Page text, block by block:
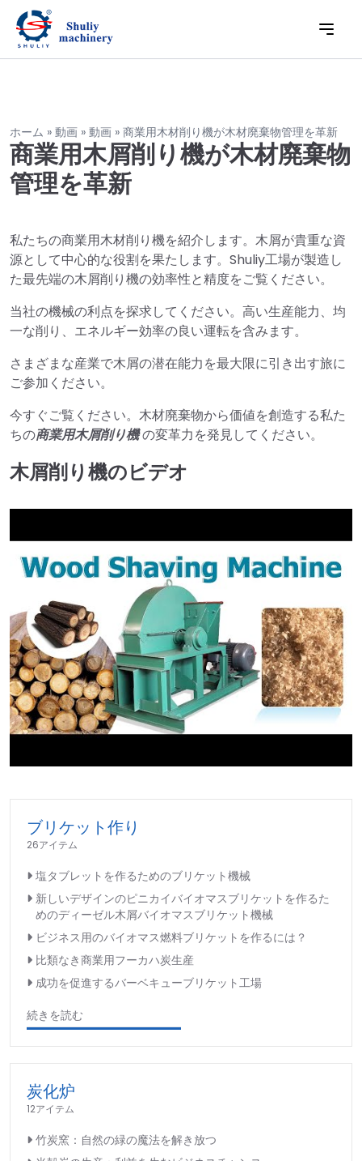
ホーム » 動画 » 動画 » 商業用木材削り機が木材廃棄物管理を革新
商業用木屑削り機が木材廃棄物
管理を革新
私たちの商業用木材削り機を紹介します。木屑が貴重な資
源として中心的な役割を果たします。Shuliy工場が製造し
た最先端の木屑削り機の効率性と精度をご覧ください。
当社の機械の利点を探求してください。高い生産能力、均
一な削り、エネルギー効率の良い運転を含みます。
さまざまな産業で木屑の潜在能力を最大限に引き出す旅に
ご参加ください。
今すぐご覧ください。木材廃棄物から価値を創造する私た
ちの商業用木屑削り機の変革力を発見してください。
木屑削り機のビデオ
ブリケット作り
26アイテム
塩タブレットを作るためのブリケット機械
新しいデザインのピニカイバイオマスブリケットを作るた
めのディーゼル木屑バイオマスブリケット機械
ビジネス用のバイオマス燃料ブリケットを作るには？
比類なき商業用フーカハ炭生産
成功を促進するバーベキューブリケット工場
続きを読む
炭化炉
12アイテム
竹炭窯：自然の緑の魔法を解き放つ